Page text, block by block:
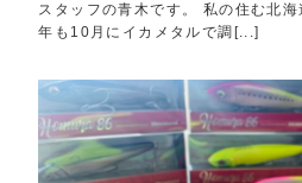
スタッフの青木です。 私の住む北
年も10月にイカメタルで調[...]